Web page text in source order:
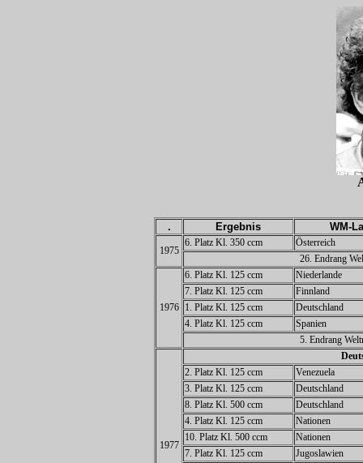
. Ergebnis WM-
1975
6. Platz Kl. 350 ccm
Österreich
26. Endrang
1976
6. Platz Kl. 125 ccm
Niederlande
7. Platz Kl. 125 ccm
Finnland
1. Platz Kl. 125 ccm
Deutschland
4. Platz Kl. 125 ccm
Spanien
5. Endrang
1977
2. Platz Kl. 125 ccm
Venezuela
3. Platz Kl. 125 ccm
Deutschland
8. Platz Kl. 500 ccm
Deutschland
4. Platz Kl. 125 ccm
Nationen
10. Platz Kl. 500 ccm
Nationen
7. Platz Kl. 125 ccm
Jugoslawien